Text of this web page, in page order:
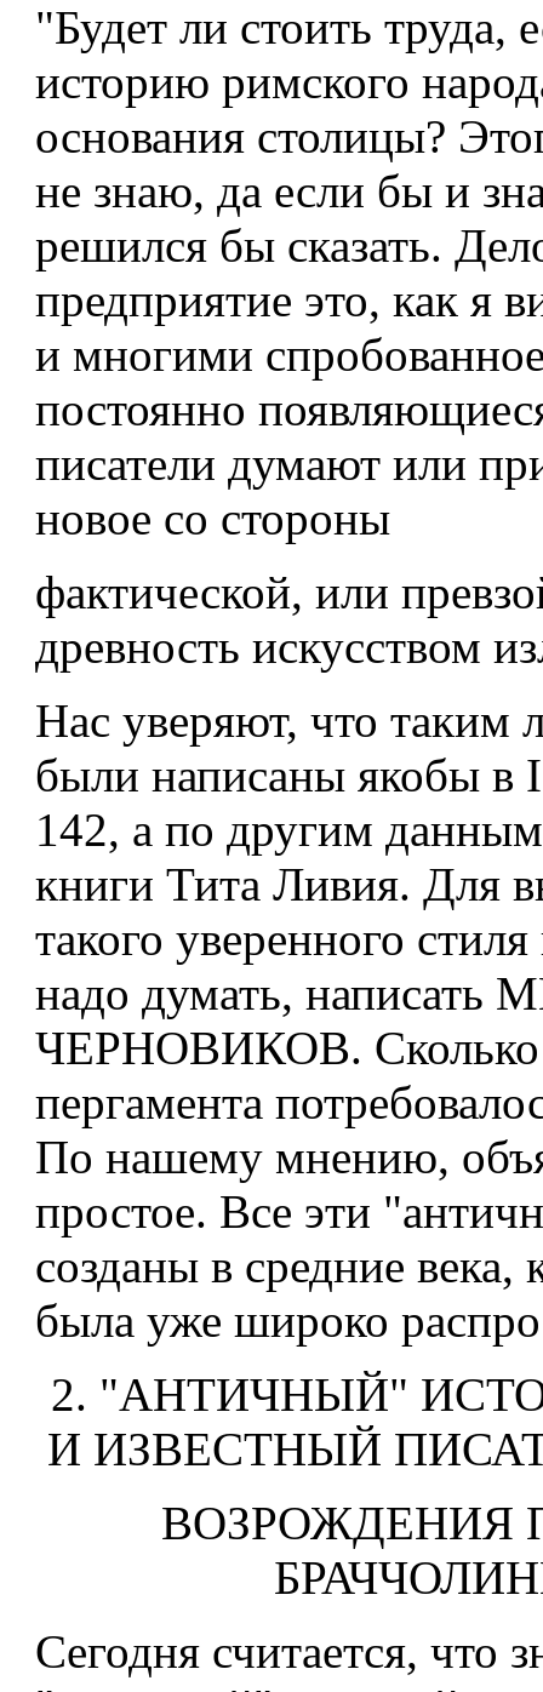
"Будет ли стоить труда,
историю римского
основания столицы?
не знаю, да если бы и
решился бы сказать.
предприятие это, как я
и многими
постоянно
писатели думают или
новое со стороны
фактической, или
древность искусством
Нас уверяют, что таким
были написаны якобы в
142, а по другим
книги Тита Ливия. Для
такого уверенного
надо думать, написать
ЧЕРНОВИКОВ.
пергамента
По нашему мнению,
простое. Все эти
созданы в средние века,
была уже широко
2. "АНТИЧНЫЙ"
И ИЗВЕСТНЫЙ
ВОЗРОЖДЕНИЯ
Сегодня считается, что